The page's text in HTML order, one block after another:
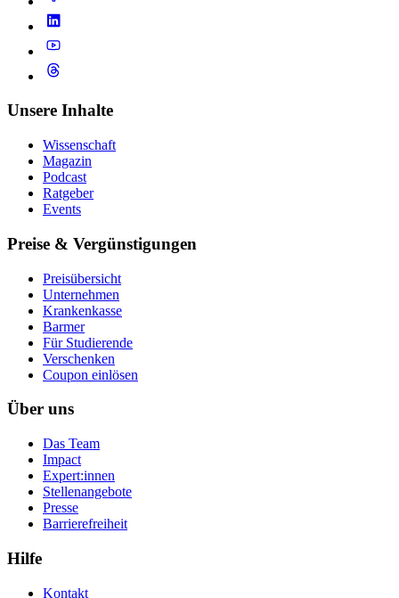
Unsere Inhalte
Wissenschaft
Magazin
Podcast
Ratgeber
Events
Preise & Vergünstigungen
Preisübersicht
Unternehmen
Krankenkasse
Barmer
Für Studierende
Ver­schen­ken
Coupon einlösen
Über uns
Das Team
Impact
Expert:innen
Stellenangebote
Presse
Barrierefreiheit
Hilfe
Kontakt